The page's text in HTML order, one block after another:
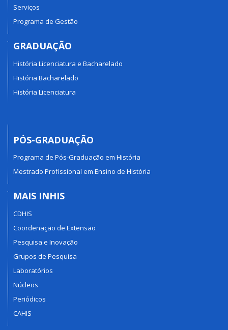
Serviços
Programa de Gestão
GRADUAÇÃO
História Licenciatura e Bacharelado
História Bacharelado
História Licenciatura
PÓS-GRADUAÇÃO
Programa de Pós-Graduação em História
Mestrado Profissional em Ensino de História
MAIS INHIS
CDHIS
Coordenação de Extensão
Pesquisa e Inovação
Grupos de Pesquisa
Laboratórios
Núcleos
Periódicos
CAHIS